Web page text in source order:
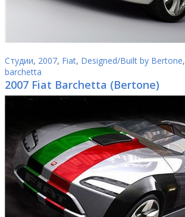
Студии, 2007, Fiat, Designed/Built by Bertone,
barchetta
2007 Fiat Barchetta (Bertone)